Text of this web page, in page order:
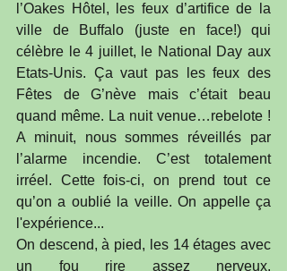
l’Oakes Hôtel, les feux d’artifice de la
ville de Buffalo (juste en face!) qui
célèbre le 4 juillet, le National Day aux
Etats-Unis. Ça vaut pas les feux des
Fêtes de G’nève mais c’était beau
quand même. La nuit venue…rebelote !
A minuit, nous sommes réveillés par
l’alarme incendie. C’est totalement
irréel. Cette fois-ci, on prend tout ce
qu’on a oublié la veille. On appelle ça
l'expérience...
On descend, à pied, les 14 étages avec
un fou rire assez nerveux.